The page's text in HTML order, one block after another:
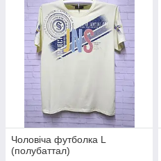
Чоловіча футболка L
(полубаттал)